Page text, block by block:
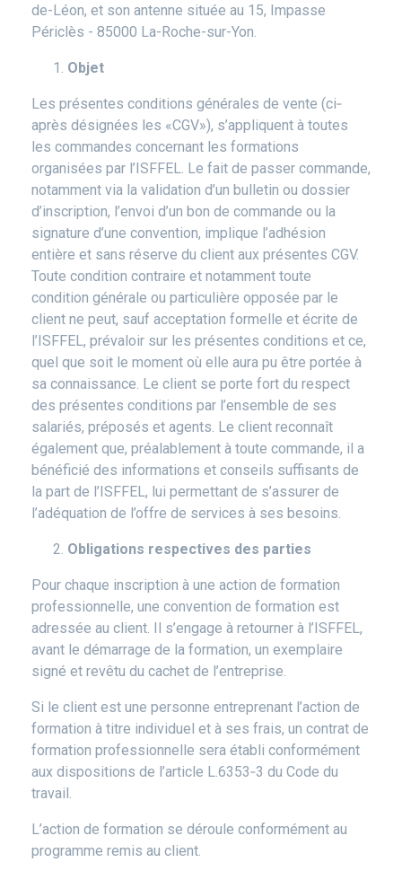
de-Léon, et son antenne située au 15, Impasse
Périclès - 85000 La-Roche-sur-Yon.
Objet
Les présentes conditions générales de vente (ci‐
après désignées les «CGV»), s’appliquent à toutes
les commandes concernant les formations
organisées par l’ISFFEL. Le fait de passer commande,
notamment via la validation d’un bulletin ou dossier
d’inscription, l’envoi d’un bon de commande ou la
signature d’une convention, implique l’adhésion
entière et sans réserve du client aux présentes CGV.
Toute condition contraire et notamment toute
condition générale ou particulière opposée par le
client ne peut, sauf acceptation formelle et écrite de
l’ISFFEL, prévaloir sur les présentes conditions et ce,
quel que soit le moment où elle aura pu être portée à
sa connaissance. Le client se porte fort du respect
des présentes conditions par l’ensemble de ses
salariés, préposés et agents. Le client reconnaît
également que, préalablement à toute commande, il a
bénéficié des informations et conseils suffisants de
la part de l’ISFFEL, lui permettant de s’assurer de
l’adéquation de l’offre de services à ses besoins.
Obligations respectives des parties
Pour chaque inscription à une action de formation
professionnelle, une convention de formation est
adressée au client. Il s’engage à retourner à l’ISFFEL,
avant le démarrage de la formation, un exemplaire
signé et revêtu du cachet de l’entreprise.
Si le client est une personne entreprenant l’action de
formation à titre individuel et à ses frais, un contrat de
formation professionnelle sera établi conformément
aux dispositions de l’article L.6353‐3 du Code du
travail.
L’action de formation se déroule conformément au
programme remis au client.